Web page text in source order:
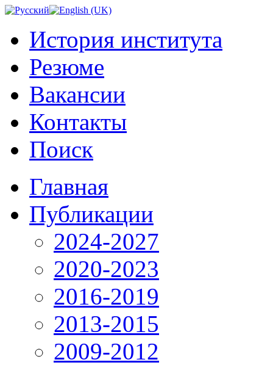
История института
Резюме
Вакансии
Контакты
Поиск
Главная
Публикации
2024-2027
2020-2023
2016-2019
2013-2015
2009-2012